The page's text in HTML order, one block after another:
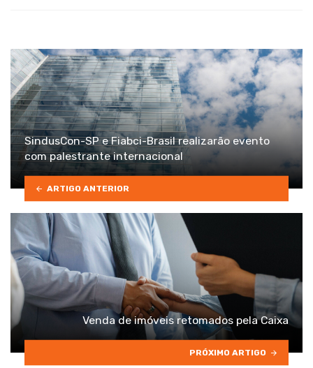
SindusCon-SP e Fiabci-Brasil realizarão evento
com palestrante internacional
ARTIGO ANTERIOR
Venda de imóveis retomados pela Caixa
PRÓXIMO ARTIGO